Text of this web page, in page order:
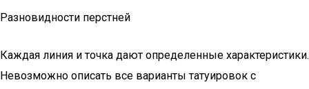
Разновидности перстней
Каждая линия и точка дают определенные характеристики.
Невозможно описать все варианты татуировок с